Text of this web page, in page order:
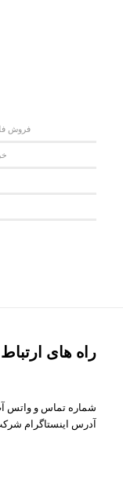
فروش
راه های ارتباط
شماره تماس و واتس
آدرس اینستاگرام